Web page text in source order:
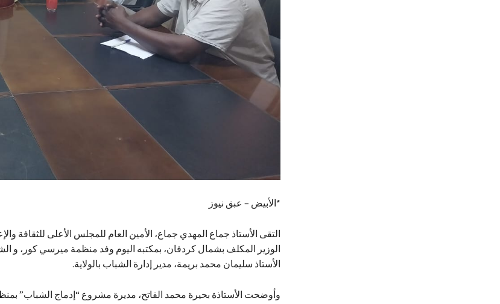
*الأبيض – عبق نيوز
التقى الأستاذ جماع المهدي جماع، الأمين العام للمجلس الأعلى للثقافة
الوزير المكلف بشمال كردفان، بمكتبه اليوم وفد منظمة ميرسي كور، و
الأستاذ سليمان محمد بريمة، مدير إدارة الشباب بالولاية.
وأوضحت الأستاذة بحيرة محمد الفاتح، مديرة مشروع “إدماج الشباب”